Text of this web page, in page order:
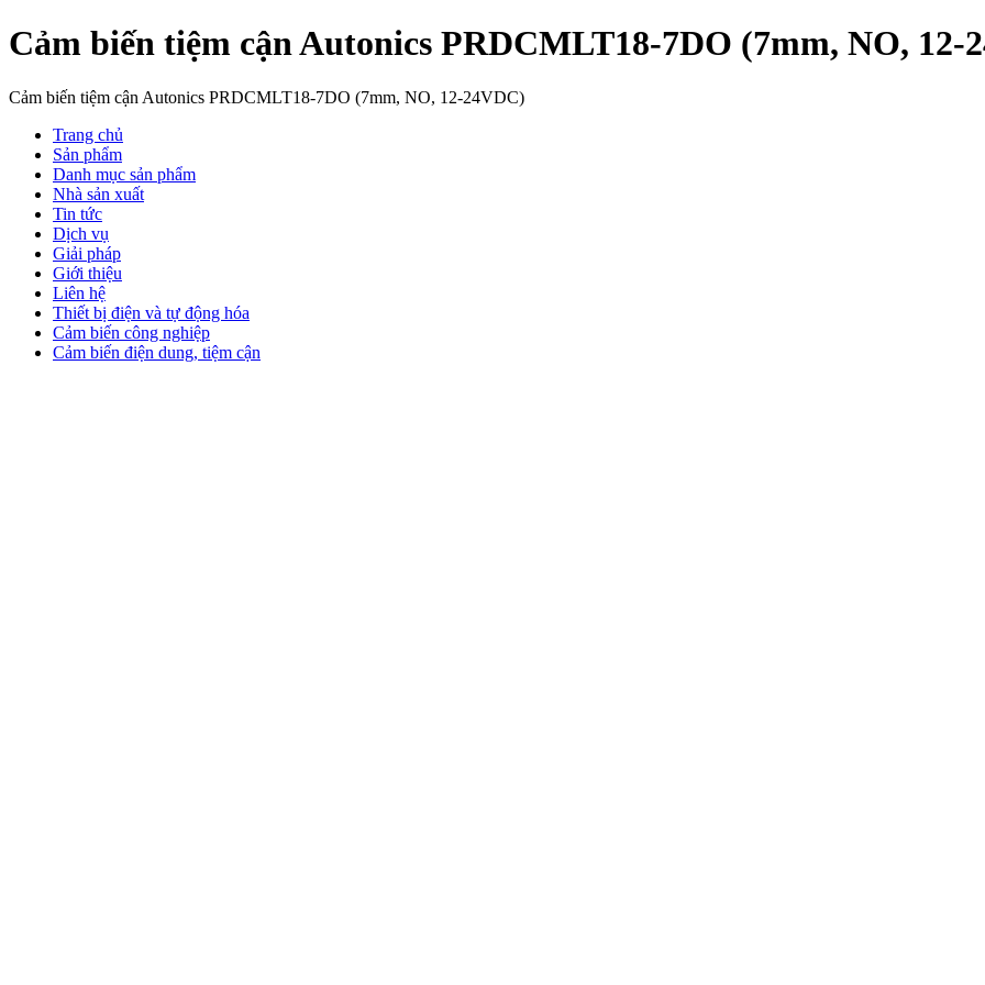
Cảm biến tiệm cận Autonics PRDCMLT18-7DO (7mm, NO, 12-
Cảm biến tiệm cận Autonics PRDCMLT18-7DO (7mm, NO, 12-24VDC)
Trang chủ
Sản phẩm
Danh mục sản phẩm
Nhà sản xuất
Tin tức
Dịch vụ
Giải pháp
Giới thiệu
Liên hệ
Thiết bị điện và tự động hóa
Cảm biến công nghiệp
Cảm biến điện dung, tiệm cận